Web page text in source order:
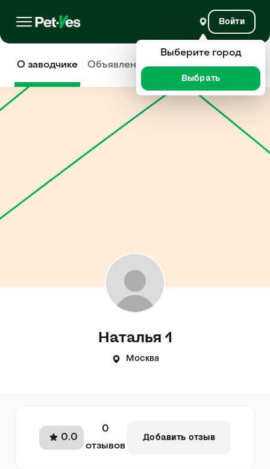
Войти
О заводчике Объявления Отзывы
Наталья 1
Москва
0.0
0
отзывов
Добавить отзыв
Выберите город
Выбрать